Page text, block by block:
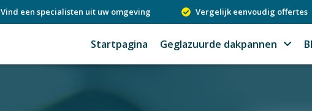
Vind een specialisten uit uw omgeving Vergelijk eenvoudig offertes
Startpagina Geglazuurde dakpannen